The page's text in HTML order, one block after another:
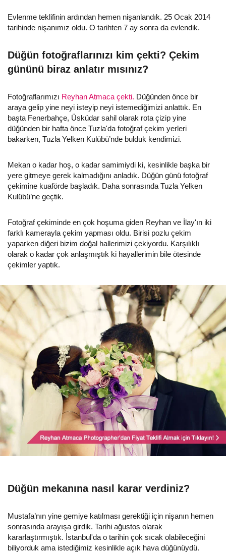
Evlenme teklifinin ardından hemen nişanlandık. 25 Ocak 2014
tarihinde nişanımız oldu. O tarihten 7 ay sonra da evlendik.
Düğün fotoğraflarınızı kim çekti? Çekim
gününü biraz anlatır mısınız?
Fotoğraflarımızı Reyhan Atmaca çekti. Düğünden önce bir
araya gelip yine neyi isteyip neyi istemediğimizi anlattık. En
başta Fenerbahçe, Üsküdar sahil olarak rota çizip yine
düğünden bir hafta önce Tuzla'da fotoğraf çekim yerleri
bakarken, Tuzla Yelken Kulübü’nde bulduk kendimizi.
Mekan o kadar hoş, o kadar samimiydi ki, kesinlikle başka bir
yere gitmeye gerek kalmadığını anladık. Düğün günü fotoğraf
çekimine kuaförde başladık. Daha sonrasında Tuzla Yelken
Kulübü’ne geçtik.
Fotoğraf çekiminde en çok hoşuma giden Reyhan ve İlay'ın iki
farklı kamerayla çekim yapması oldu. Birisi pozlu çekim
yaparken diğeri bizim doğal hallerimizi çekiyordu. Karşılıklı
olarak o kadar çok anlaşmıştık ki hayallerimin bile ötesinde
çekimler yaptık.
Düğün mekanına nasıl karar verdiniz?
Mustafa’nın yine gemiye katılması gerektiği için nişanın hemen
sonrasında arayışa girdik. Tarihi ağustos olarak
kararlaştırmıştık. İstanbul'da o tarihin çok sıcak olabileceğini
biliyorduk ama istediğimiz kesinlikle açık hava düğünüydü.